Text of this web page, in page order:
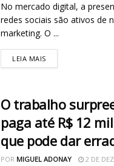
No mercado digital, a
redes sociais são ativos de
marketing. O ...
LEIA MAIS
O trabalho
paga até R$ 12
que pode dar
POR MIGUEL ADONAY 2 DE